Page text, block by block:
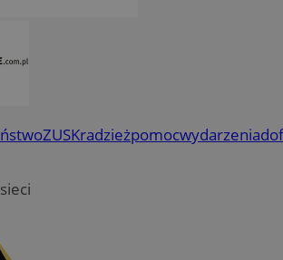
ZUSKradzieżpomocwydarzenia